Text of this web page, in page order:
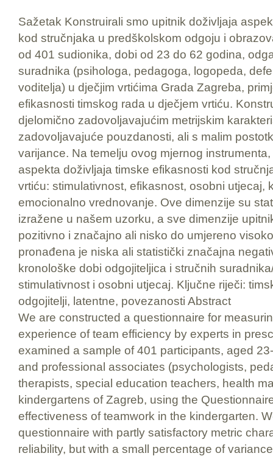
Sažetak Konstruirali smo upitnik doživljaja
kod stručnjaka u predškolskom odgoju i
od 401 sudionika, dobi od 23 do 62 godina,
suradnika (psihologa, pedagoga, logopeda,
voditelja) u dječjim vrtićima Grada Zagreba,
efikasnosti timskog rada u dječjem vrtiću.
djelomično zadovoljavajućim metrijskim
zadovoljavajuće pouzdanosti, ali s malim
varijance. Na temelju ovog mjernog
aspekta doživljaja timske efikasnosti kod
vrtiću: stimulativnost, efikasnost, osobni utjecaj,
emocionalno vrednovanje. Ove dimenzije su
izražene u našem uzorku, a sve dimenzije
pozitivno i značajno ali nisko do umjereno
pronađena je niska ali statistički značajna
kronološke dobi odgojiteljica i stručnih
stimulativnost i osobni utjecaj. Ključne riječi:
odgojitelji, latentne, povezanosti Abstract
We are constructed a questionnaire for
experience of team efficiency by experts in
examined a sample of 401 participants, aged
and professional associates (psychologists,
therapists, special education teachers, health
kindergartens of Zagreb, using the
effectiveness of teamwork in the kindergarten.
questionnaire with partly satisfactory metric
reliability, but with a small percentage of